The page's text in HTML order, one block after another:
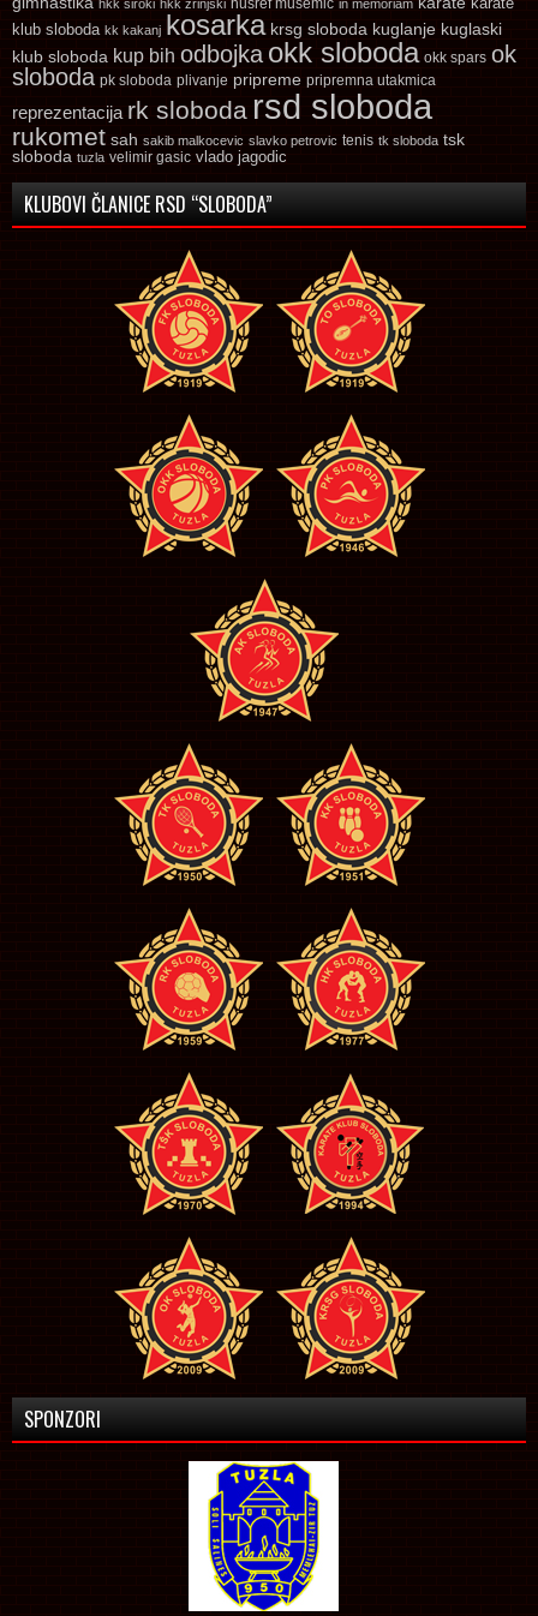
hkk siroki hkk zrinjski in memoriam
klub sloboda kk kakanj kosarka krsg sloboda kuglanje kuglaski
klub sloboda kup bih odbojka okk sloboda okk spars ok
sloboda pk sloboda plivanje pripreme pripremna utakmica
reprezentacija rk sloboda rsd sloboda
rukomet sah sakib malkocevic slavko petrovic tenis tk sloboda tsk
sloboda tuzla velimir gasic vlado jagodic
KLUBOVI ČLANICE RSD “SLOBODA”
SPONZORI